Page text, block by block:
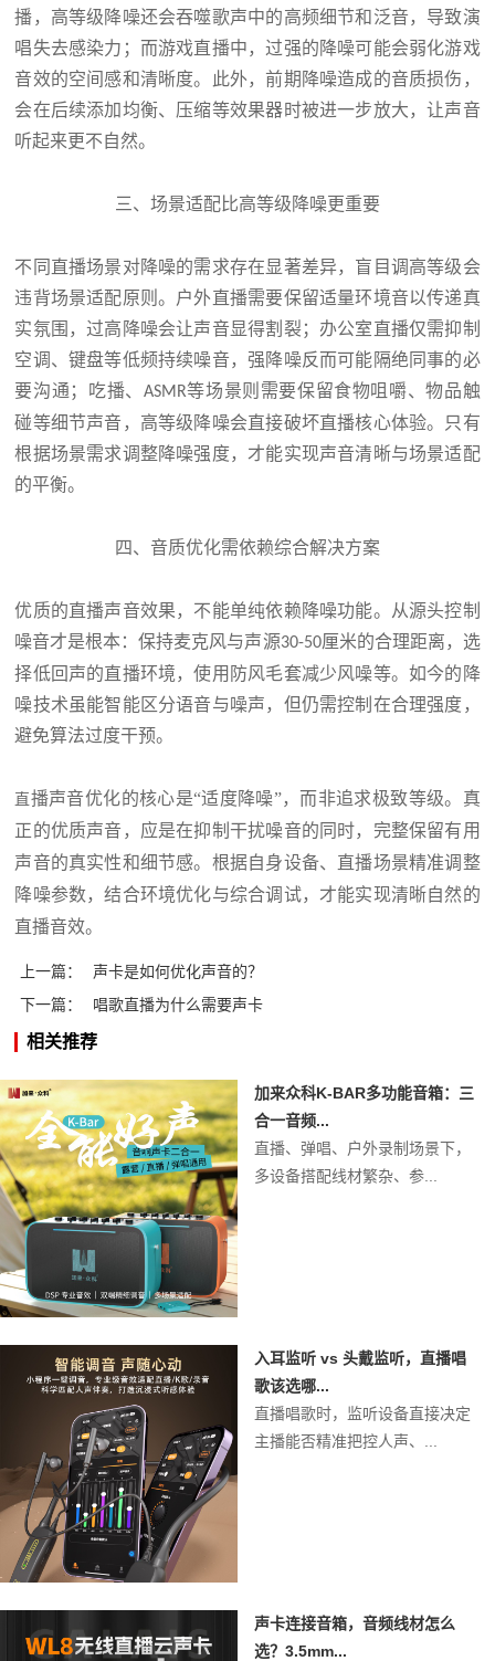
播，高等级降噪还会吞噬歌声中的高频细节和泛音，导致演
唱失去感染力；而游戏直播中，过强的降噪可能会弱化游戏
音效的空间感和清晰度。此外，前期降噪造成的音质损伤，
会在后续添加均衡、压缩等效果器时被进一步放大，让声音
听起来更不自然。
三、场景适配比高等级降噪更重要
不同直播场景对降噪的需求存在显著差异，盲目调高等级会
违背场景适配原则。户外直播需要保留适量环境音以传递真
实氛围，过高降噪会让声音显得割裂；办公室直播仅需抑制
空调、键盘等低频持续噪音，强降噪反而可能隔绝同事的必
要沟通；吃播、 ASMR等场景则需要保留食物咀嚼、物品触
碰等细节声音，高等级降噪会直接破坏直播核心体验。只有
根据场景需求调整降噪强度，才能实现声音清晰与场景适配
的平衡。
四、音质优化需依赖综合解决方案
优质的直播声音效果，不能单纯依赖降噪功能。从源头控制
噪音才是根本：保持麦克风与声源30-50厘米的合理距离，选
择低回声的直播环境，使用防风毛套减少风噪等。如今的降
噪技术虽能智能区分语音与噪声，但仍需控制在合理强度，
避免算法过度干预。
直播声音优化的核心是“适度降噪”，而非追求极致等级。真
正的优质声音，应是在抑制干扰噪音的同时，完整保留有用
声音的真实性和细节感。根据自身设备、直播场景精准调整
降噪参数，结合环境优化与综合调试，才能实现清晰自然的
直播音效。
上一篇：
声卡是如何优化声音的？
下一篇：
唱歌直播为什么需要声卡
相关推荐
加来众科K-BAR多功能音箱：三
合一音频...
直播、弹唱、户外录制场景下，
多设备搭配线材繁杂、参...
入耳监听 vs 头戴监听，直播唱
歌该选哪...
直播唱歌时，监听设备直接决定
主播能否精准把控人声、...
声卡连接音箱，音频线材怎么
选？3.5mm...